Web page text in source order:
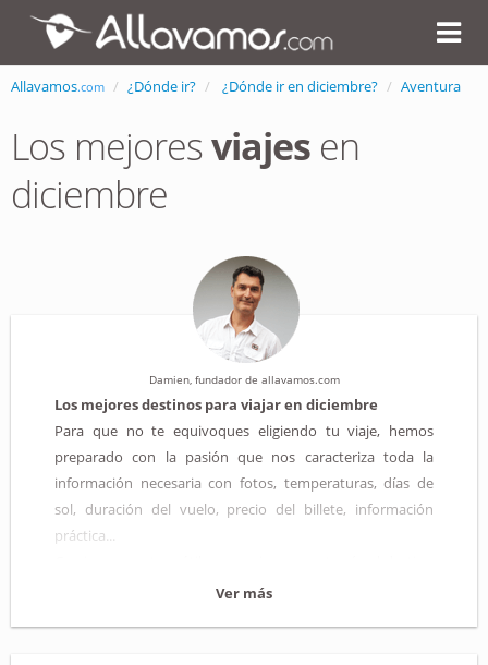
Allavamos.com ¿Dónde ir? ¿Dónde ir en diciembre? Aventura
Los mejoresviajes en
diciembre
Damien, fundador de allavamos.com
Los mejores destinos para viajar en diciembre
Para que no te equivoques eligiendo tu viaje, hemos
preparado con la pasión que nos caracteriza toda la
información necesaria con fotos, temperaturas, días de
sol, duración del vuelo, precio del billete, información
práctica...
perfecto para tu próximo viaje.
Ver más